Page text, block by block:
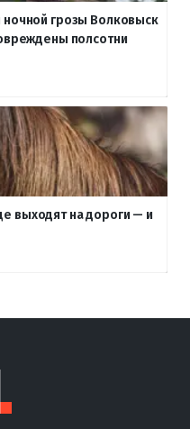
ночной грозы Волковыск
полсотни
выходят на дороги — и